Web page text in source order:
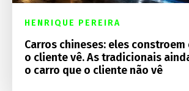
HENRIQUE PEREIRA
Carros chineses: eles
o cliente vê. As tradicionais
o carro que o cliente não vê